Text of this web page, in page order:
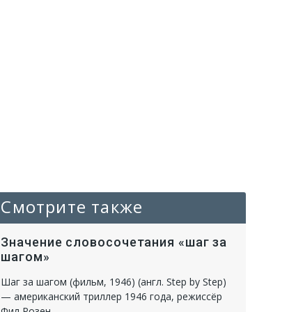
Смотрите также
Значение словосочетания «шаг за
шагом»
Шаг за шагом (фильм, 1946) (англ. Step by Step)
— американский триллер 1946 года, режиссёр